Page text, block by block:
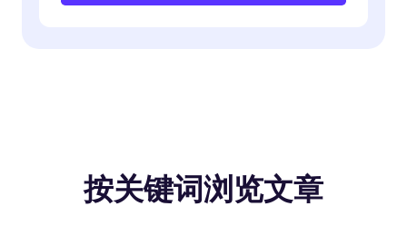
按关键词浏览文章